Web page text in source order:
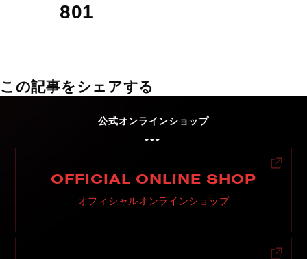
801
この記事をシェアする
公式オンラインショップ
OFFICIAL ONLINE SHOP
オフィシャルオンラインショップ